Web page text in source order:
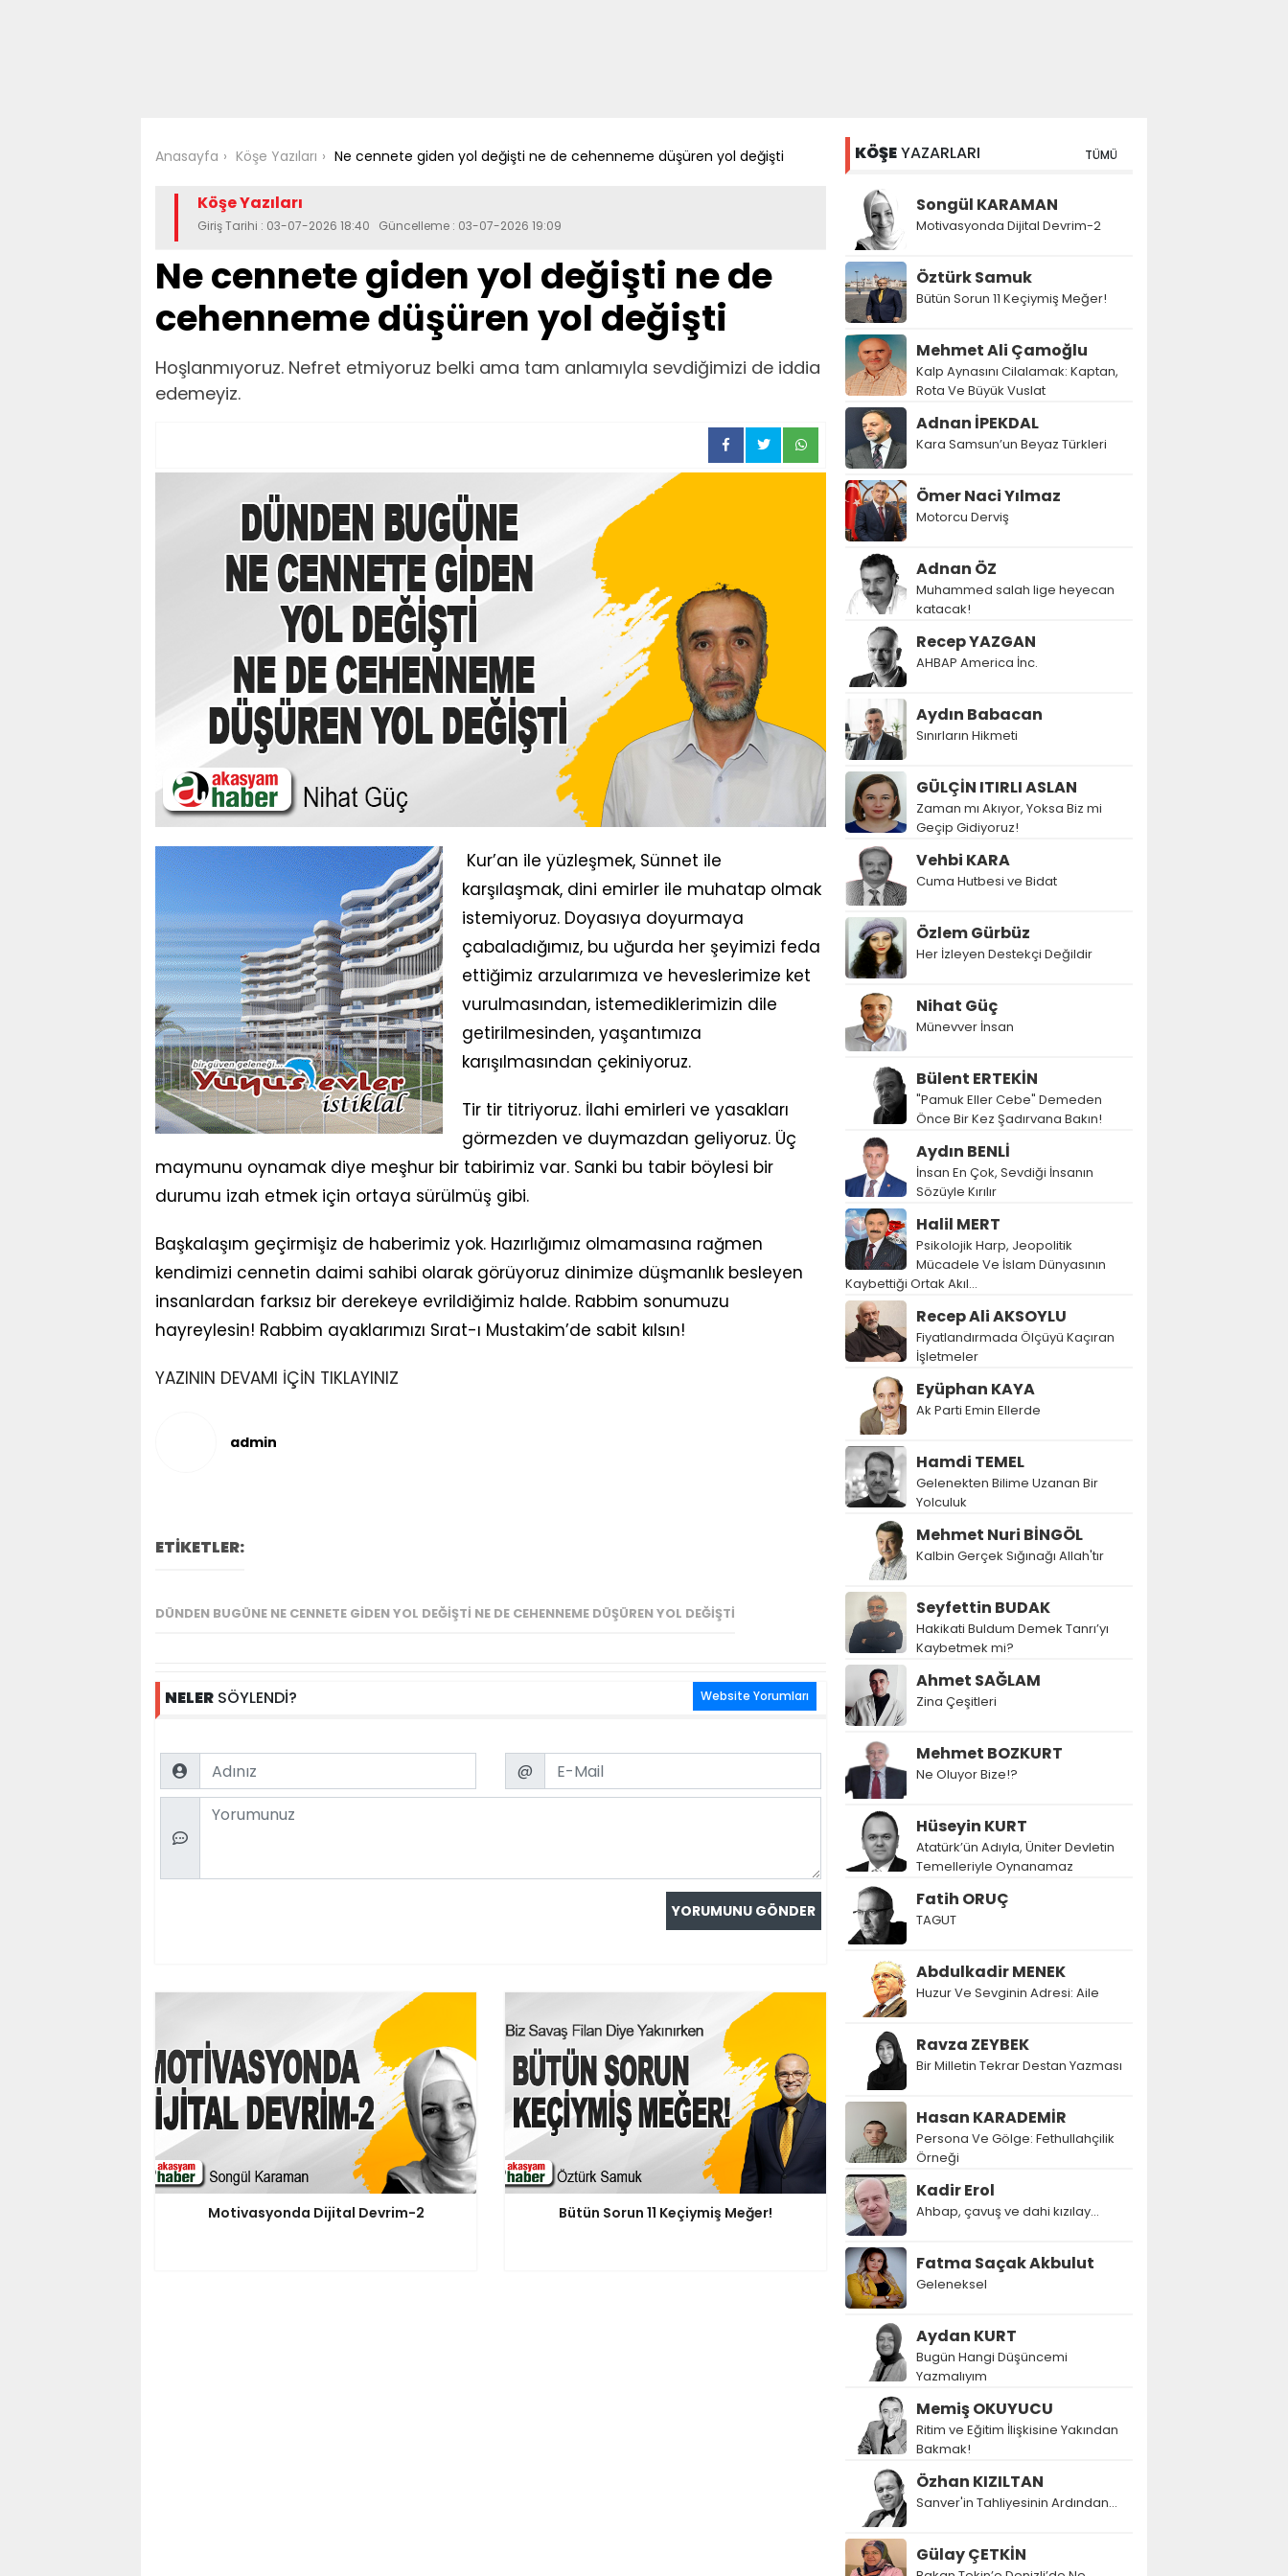
Anasayfa Köşe Yazıları Ne cennete giden yol değişti ne de cehenneme düşüren yol değişti
Köşe Yazıları
Giriş Tarihi : 03-07-2026 18:40 Güncelleme : 03-07-2026 19:09
Ne cennete giden yol değişti ne de
cehenneme düşüren yol değişti
Hoşlanmıyoruz. Nefret etmiyoruz belki ama tam anlamıyla sevdiğimizi de iddia
edemeyiz.
Kur’an ile yüzleşmek, Sünnet ile
karşılaşmak, dini emirler ile muhatap olmak
istemiyoruz. Doyasıya doyurmaya
çabaladığımız, bu uğurda her şeyimizi feda
ettiğimiz arzularımıza ve heveslerimize ket
vurulmasından, istemediklerimizin dile
getirilmesinden, yaşantımıza
karışılmasından çekiniyoruz.
Tir tir titriyoruz. İlahi emirleri ve yasakları
görmezden ve duymazdan geliyoruz. Üç
maymunu oynamak diye meşhur bir tabirimiz var. Sanki bu tabir böylesi bir
durumu izah etmek için ortaya sürülmüş gibi.
Başkalaşım geçirmişiz de haberimiz yok. Hazırlığımız olmamasına rağmen
kendimizi cennetin daimi sahibi olarak görüyoruz dinimize düşmanlık besleyen
insanlardan farksız bir derekeye evrildiğimiz halde. Rabbim sonumuzu
hayreylesin! Rabbim ayaklarımızı Sırat-ı Mustakim’de sabit kılsın!
YAZININ DEVAMI İÇİN TIKLAYINIZ
admin
ETİKETLER:
DÜNDEN BUGÜNE NE CENNETE GIDEN YOL DEĞIŞTI NE DE CEHENNEME DÜŞÜREN YOL DEĞIŞTI
NELER SÖYLENDİ? Website Yorumları
Name Email
@
Comment
Motivasyonda Dijital Devrim-2 Bütün Sorun 11 Keçiymiş Meğer!
KÖŞEYAZARLARI TÜMÜ
Songül KARAMAN
Motivasyonda Dijital Devrim-2
Öztürk Samuk
Bütün Sorun 11 Keçiymiş Meğer!
Mehmet Ali Çamoğlu
Kalp Aynasını Cilalamak: Kaptan,
Rota Ve Büyük Vuslat
Adnan İPEKDAL
Kara Samsun’un Beyaz Türkleri
Ömer Naci Yılmaz
Motorcu Derviş
Adnan ÖZ
Muhammed salah lige heyecan
katacak!
Recep YAZGAN
AHBAP America İnc.
Aydın Babacan
Sınırların Hikmeti
GÜLÇİN ITIRLI ASLAN
Zaman mı Akıyor, Yoksa Biz mi
Geçip Gidiyoruz!
Vehbi KARA
Cuma Hutbesi ve Bidat
Özlem Gürbüz
Her İzleyen Destekçi Değildir
Nihat Güç
Münevver İnsan
Bülent ERTEKİN
"Pamuk Eller Cebe" Demeden
Önce Bir Kez Şadırvana Bakın!
Aydın BENLİ
İnsan En Çok, Sevdiği İnsanın
Sözüyle Kırılır
Halil MERT
Psikolojik Harp, Jeopolitik
Mücadele Ve İslam Dünyasının
Kaybettiği Ortak Akıl…
Recep Ali AKSOYLU
Fiyatlandırmada Ölçüyü Kaçıran
İşletmeler
Eyüphan KAYA
Ak Parti Emin Ellerde
Hamdi TEMEL
Gelenekten Bilime Uzanan Bir
Yolculuk
Mehmet Nuri BİNGÖL
Kalbin Gerçek Sığınağı Allah'tır
Seyfettin BUDAK
Hakikati Buldum Demek Tanrı’yı
Kaybetmek mi?
Ahmet SAĞLAM
Zina Çeşitleri
Mehmet BOZKURT
Ne Oluyor Bize!?
Hüseyin KURT
Atatürk’ün Adıyla, Üniter Devletin
Temelleriyle Oynanamaz
Fatih ORUÇ
TAGUT
Abdulkadir MENEK
Huzur Ve Sevginin Adresi: Aile
Ravza ZEYBEK
Bir Milletin Tekrar Destan Yazması
Hasan KARADEMİR
Persona Ve Gölge: Fethullahçilik
Örneği
Kadir Erol
Ahbap, çavuş ve dahi kızılay...
Fatma Saçak Akbulut
Geleneksel
Aydan KURT
Bugün Hangi Düşüncemi
Yazmalıyım
Memiş OKUYUCU
Ritim ve Eğitim İlişkisine Yakından
Bakmak!
Özhan KIZILTAN
Sanver'in Tahliyesinin Ardından…
Gülay ÇETKİN